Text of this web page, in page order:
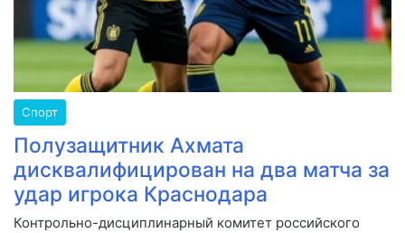
Спорт
Полузащитник Ахмата
дисквалифицирован на два матча за
удар игрока Краснодара
Контрольно-дисциплинарный комитет российского